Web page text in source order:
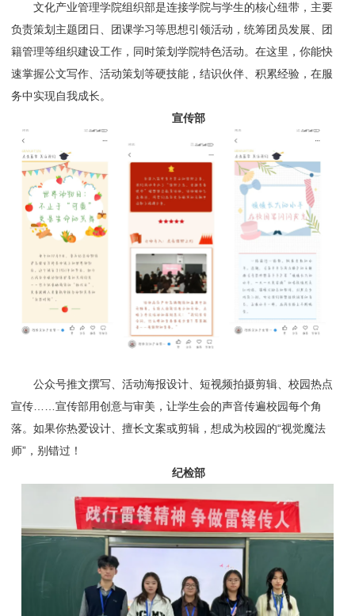
文化产业管理学院组织部是连接学院与学生的核心纽带，主要
负责策划主题团日、团课学习等思想引领活动，统筹团员发展、团
籍管理等组织建设工作，同时策划学院特色活动。在这里，你能快
速掌握公文写作、活动策划等硬技能，结识伙伴、积累经验，在服
务中实现自我成长。
宣传部
公众号推文撰写、活动海报设计、短视频拍摄剪辑、校园热点
宣传……宣传部用创意与审美，让学生会的声音传遍校园每个角
落。如果你热爱设计、擅长文案或剪辑，想成为校园的“视觉魔法
师”，别错过！
纪检部